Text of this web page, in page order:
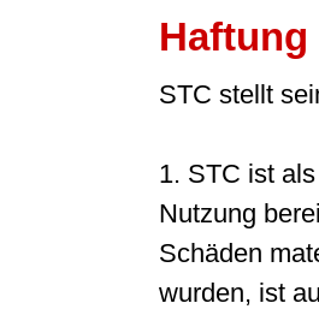
Haftung
STC stellt
1. STC ist
Nutzung
Schäden
wurden, ist